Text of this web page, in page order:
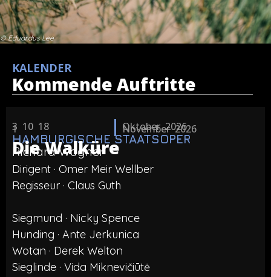
© Eduardus Lee
KALENDER
Kommende Auftritte
3 10 18 Oktober 2026
1 November 2026
HAMBURGISCHE STAATSOPER
Die Walküre
Richard Wagner
Dirigent · Omer Meir Wellber
Regisseur · Claus Guth
Siegmund · Nicky Spence
Hunding · Ante Jerkunica
Wotan · Derek Welton
Sieglinde · Vida Miknevičiūtė